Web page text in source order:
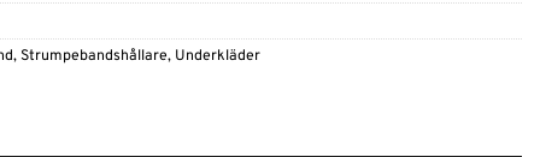
, Strumpebandshållare, Underkläder